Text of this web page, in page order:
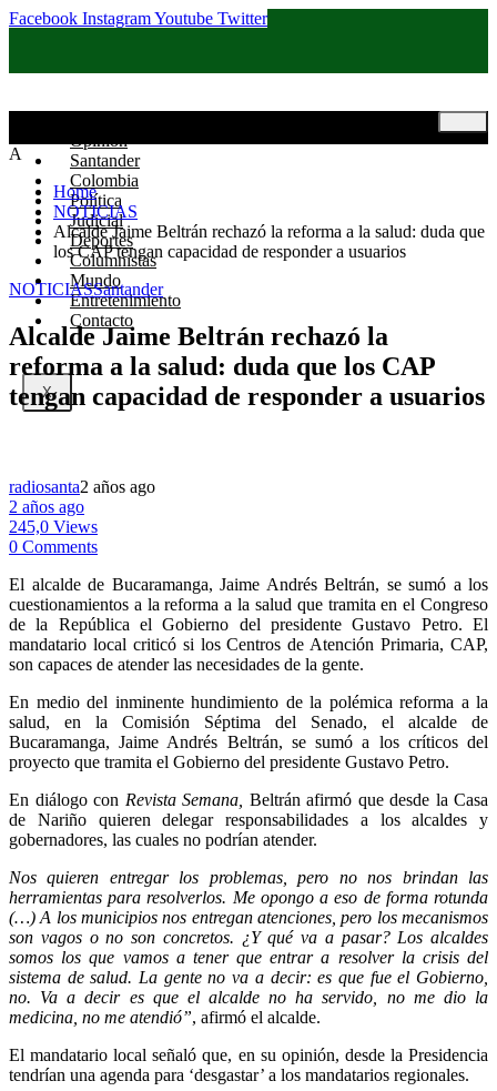
Facebook InstagramYoutube Twitter
Opinión
Santander
Colombia
Política
Judicial
Deportes
Columnistas
Mundo
Entretenimiento
Contacto
X
A
Home
NOTICIAS
Alcalde Jaime Beltrán rechazó la reforma a la salud: duda que
los CAP tengan capacidad de responder a usuarios
NOTICIASSantander
Alcalde Jaime Beltrán rechazó la
reforma a la salud: duda que los CAP
tengan capacidad de responder a usuarios
radiosanta2 años ago
2 años ago
245,0 Views
0 Comments
El alcalde de Bucaramanga, Jaime Andrés Beltrán, se sumó a los
cuestionamientos a la reforma a la salud que tramita en el Congreso
de la República el Gobierno del presidente Gustavo Petro. El
mandatario local criticó si los Centros de Atención Primaria, CAP,
son capaces de atender las necesidades de la gente.
En medio del inminente hundimiento de la polémica reforma a la
salud, en la Comisión Séptima del Senado, el alcalde de
Bucaramanga, Jaime Andrés Beltrán, se sumó a los críticos del
proyecto que tramita el Gobierno del presidente Gustavo Petro.
En diálogo con Revista Semana, Beltrán afirmó que desde la Casa
de Nariño quieren delegar responsabilidades a los alcaldes y
gobernadores, las cuales no podrían atender.
Nos quieren entregar los problemas, pero no nos brindan las
herramientas para resolverlos. Me opongo a eso de forma rotunda
(…) A los municipios nos entregan atenciones, pero los mecanismos
son vagos o no son concretos. ¿Y qué va a pasar? Los alcaldes
somos los que vamos a tener que entrar a resolver la crisis del
sistema de salud. La gente no va a decir: es que fue el Gobierno,
no. Va a decir es que el alcalde no ha servido, no me dio la
medicina, no me atendió”, afirmó el alcalde.
El mandatario local señaló que, en su opinión, desde la Presidencia
tendrían una agenda para ‘desgastar’ a los mandatarios regionales.